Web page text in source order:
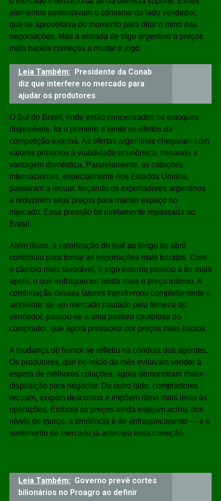
elementos sustentavam o otimismo do lado vendedor,
que se aproveitava do momento para ditar o ritmo das
negociações. Mas a entrada de trigo argentino a preços
mais baixos começou a mudar o jogo.
Leia Também: Presidente da Conab
diz que interfere no mercado para
ajudar os produtores
O Sul do Brasil, onde estão concentrados os estoques
disponíveis, foi o primeiro a sentir os efeitos da
competição externa. As ofertas argentinas chegaram com
valores próximos à viabilidade econômica, minando a
vantagem doméstica. Paralelamente, as cotações
internacionais, especialmente nos Estados Unidos,
passaram a recuar, forçando os exportadores argentinos
a reduzirem seus preços para manter espaço no
mercado. Essa pressão foi diretamente repassada ao
Brasil.
Além disso, a valorização do real ao longo de abril
contribuiu para tornar as importações mais baratas. Com
o câmbio mais favorável, o trigo externo passou a ter mais
apelo, o que enfraqueceu ainda mais o preço interno. A
combinação desses fatores transformou completamente o
ambiente: de um mercado pautado pela firmeza do
vendedor, passou-se a uma postura cautelosa do
comprador, que agora pressiona por preços mais baixos.
A mudança de humor se refletiu na conduta dos agentes.
Os produtores, que no início do mês evitavam vender à
espera de melhores cotações, agora demonstram maior
disposição para negociar. Do outro lado, compradores
recuam, exigem descontos e impõem ritmo mais lento às
operações. Embora os preços ainda estejam acima dos
níveis de março, a tendência é de enfraquecimento — e o
sentimento de mercado já antecipa essa correção.
Leia Também: Governo prevê cortes
bilionários no Proagro ao definir